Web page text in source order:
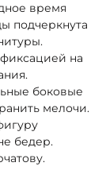
время
подчеркнута
на
боковые
мелочи.
бедер.